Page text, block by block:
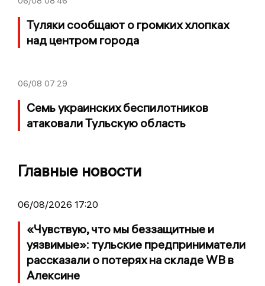
Туляки сообщают о громких хлопках
над центром города
06/08 07:29
Семь украинских беспилотников
атаковали Тульскую область
Главные новости
06/08/2026 17:20
«Чувствую, что мы беззащитные и
уязвимые»: тульские предприниматели
рассказали о потерях на складе WB в
Алексине